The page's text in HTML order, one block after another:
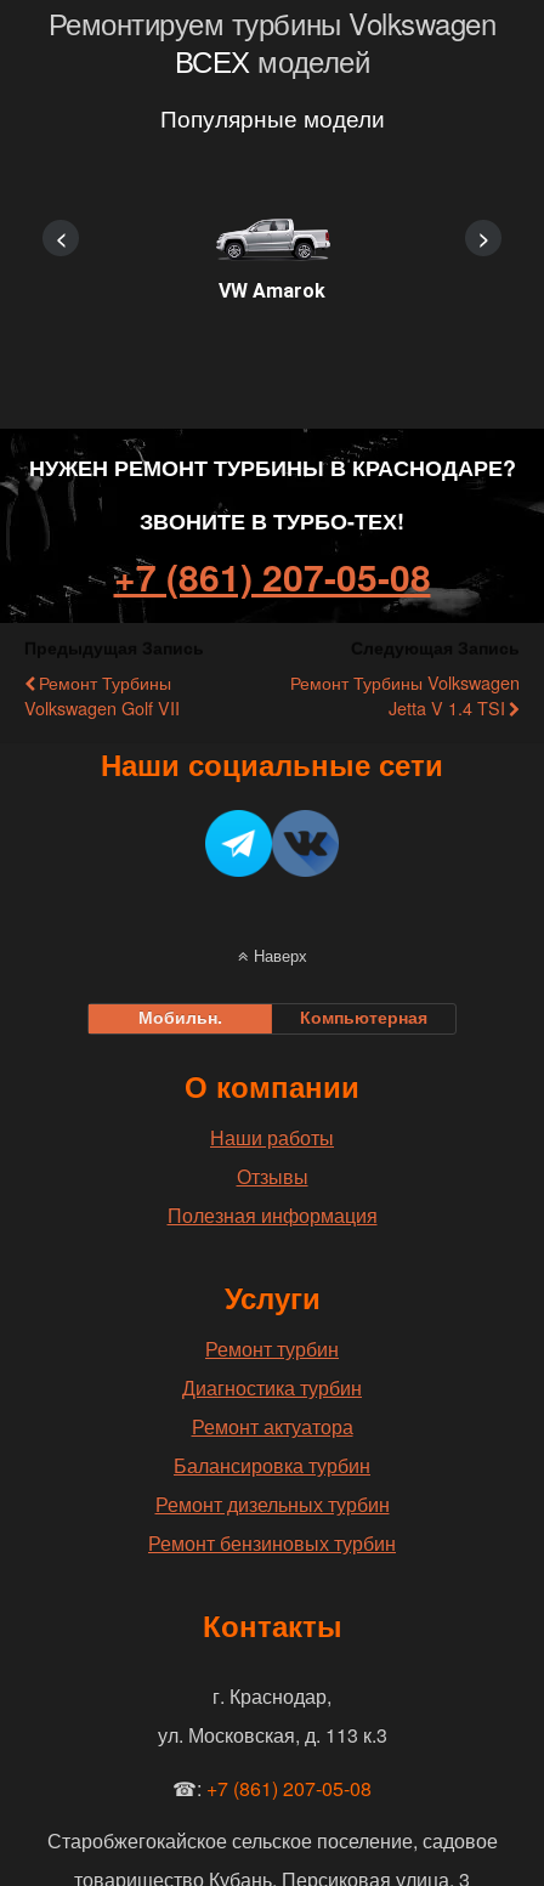
Ремонтируем турбины Volkswagen
ВСЕХмоделей
Популярные модели
VW Amarok
< >
НУЖЕН РЕМОНТ ТУРБИНЫ В КРАСНОДАРЕ?
ЗВОНИТЕ В ТУРБО-ТЕХ!
+7 (861) 207-05-08
Ремонт Турбины
Volkswagen Golf VII
Ремонт Турбины Volkswagen
Jetta V 1.4 TSI
Наши социальные сети
Наверх
Мобильн. Компьютерная
О компании
Наши работы
Отзывы
Полезная информация
Услуги
Ремонт турбин
Диагностика турбин
Ремонт актуатора
Балансировка турбин
Ремонт дизельных турбин
Ремонт бензиновых турбин
Контакты
г. Краснодар,
ул. Московская, д. 113 к.3
☎: +7 (861) 207-05-08
Старобжегокайское сельское поселение, садовое
товарищество Кубань, Персиковая улица, 3